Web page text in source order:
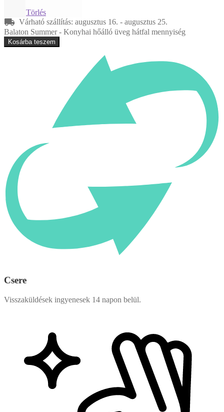
Törlés
Várható szállítás: augusztus 16. - augusztus 25.
Balaton Summer - Konyhai hőálló üveg hátfal mennyiség
Kosárba teszem
Csere
Visszaküldések ingyenesek 14 napon belül.